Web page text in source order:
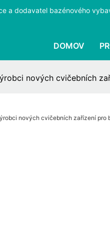
a dodavatel bazénového
DOMOV
nových cvičebních